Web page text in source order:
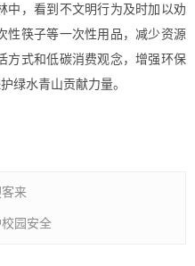
中，看到不文明行为及时加以劝
性筷子等一次性用品，减少资源
方式和低碳消费观念，增强环保
绿水青山贡献力量。
来
园安全